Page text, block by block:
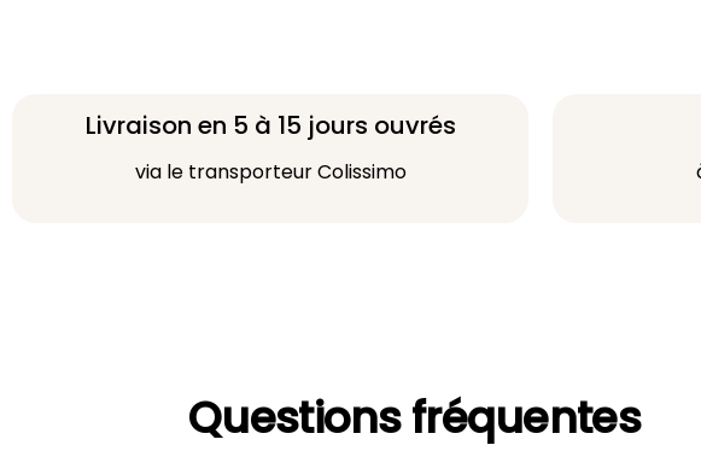
Livraison en 5 à 15 jours ouvrés
via le transporteur Colissimo
Questions fréquentes